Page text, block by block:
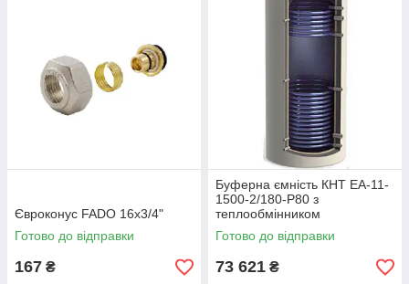
Євроконус FADO 16x3/4"
Готово до відправки
167 ₴
Буферна ємність КНТ ЕА-11-
1500-2/180-P80 з
теплообмінником
Готово до відправки
73 621 ₴